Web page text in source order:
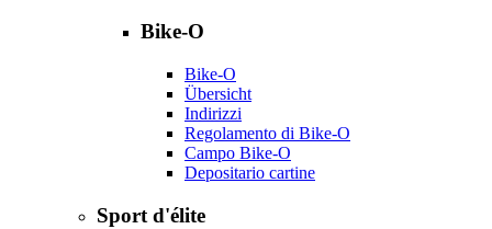
Bike-O
Bike-O
Übersicht
Indirizzi
Regolamento di Bike-O
Campo Bike-O
Depositario cartine
Sport d'élite